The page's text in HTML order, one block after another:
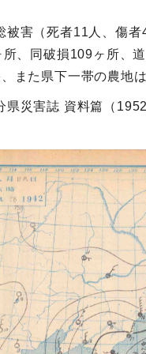
被害（死者11人、傷
所、同破損109ヶ所、
また県下一帯の農地
県災害誌 資料篇（1952